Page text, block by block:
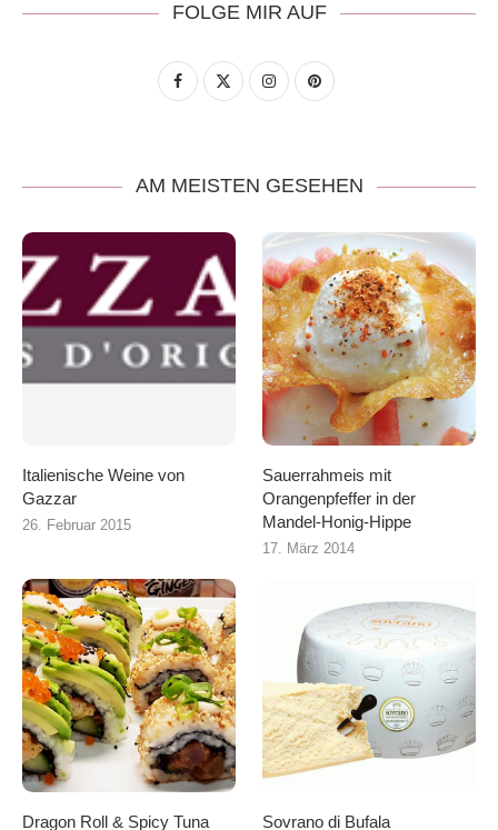
FOLGE MIR AUF
AM MEISTEN GESEHEN
Italienische Weine von
Gazzar
26. Februar 2015
Sauerrahmeis mit
Orangenpfeffer in der
Mandel-Honig-Hippe
17. März 2014
Dragon Roll & Spicy Tuna Sovrano di Bufala